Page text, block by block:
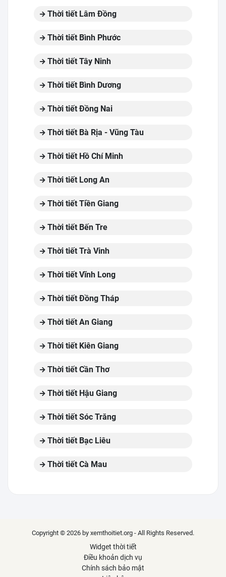
Thời tiết Lâm Đồng
Thời tiết Bình Phước
Thời tiết Tây Ninh
Thời tiết Bình Dương
Thời tiết Đồng Nai
Thời tiết Bà Rịa - Vũng Tàu
Thời tiết Hồ Chí Minh
Thời tiết Long An
Thời tiết Tiền Giang
Thời tiết Bến Tre
Thời tiết Trà Vinh
Thời tiết Vĩnh Long
Thời tiết Đồng Tháp
Thời tiết An Giang
Thời tiết Kiên Giang
Thời tiết Cần Thơ
Thời tiết Hậu Giang
Thời tiết Sóc Trăng
Thời tiết Bạc Liêu
Thời tiết Cà Mau
Copyright © 2026 by xemthoitiet.org - All Rights Reserved.
Widget thời tiết
Điều khoản dịch vụ
Chính sách bảo mật